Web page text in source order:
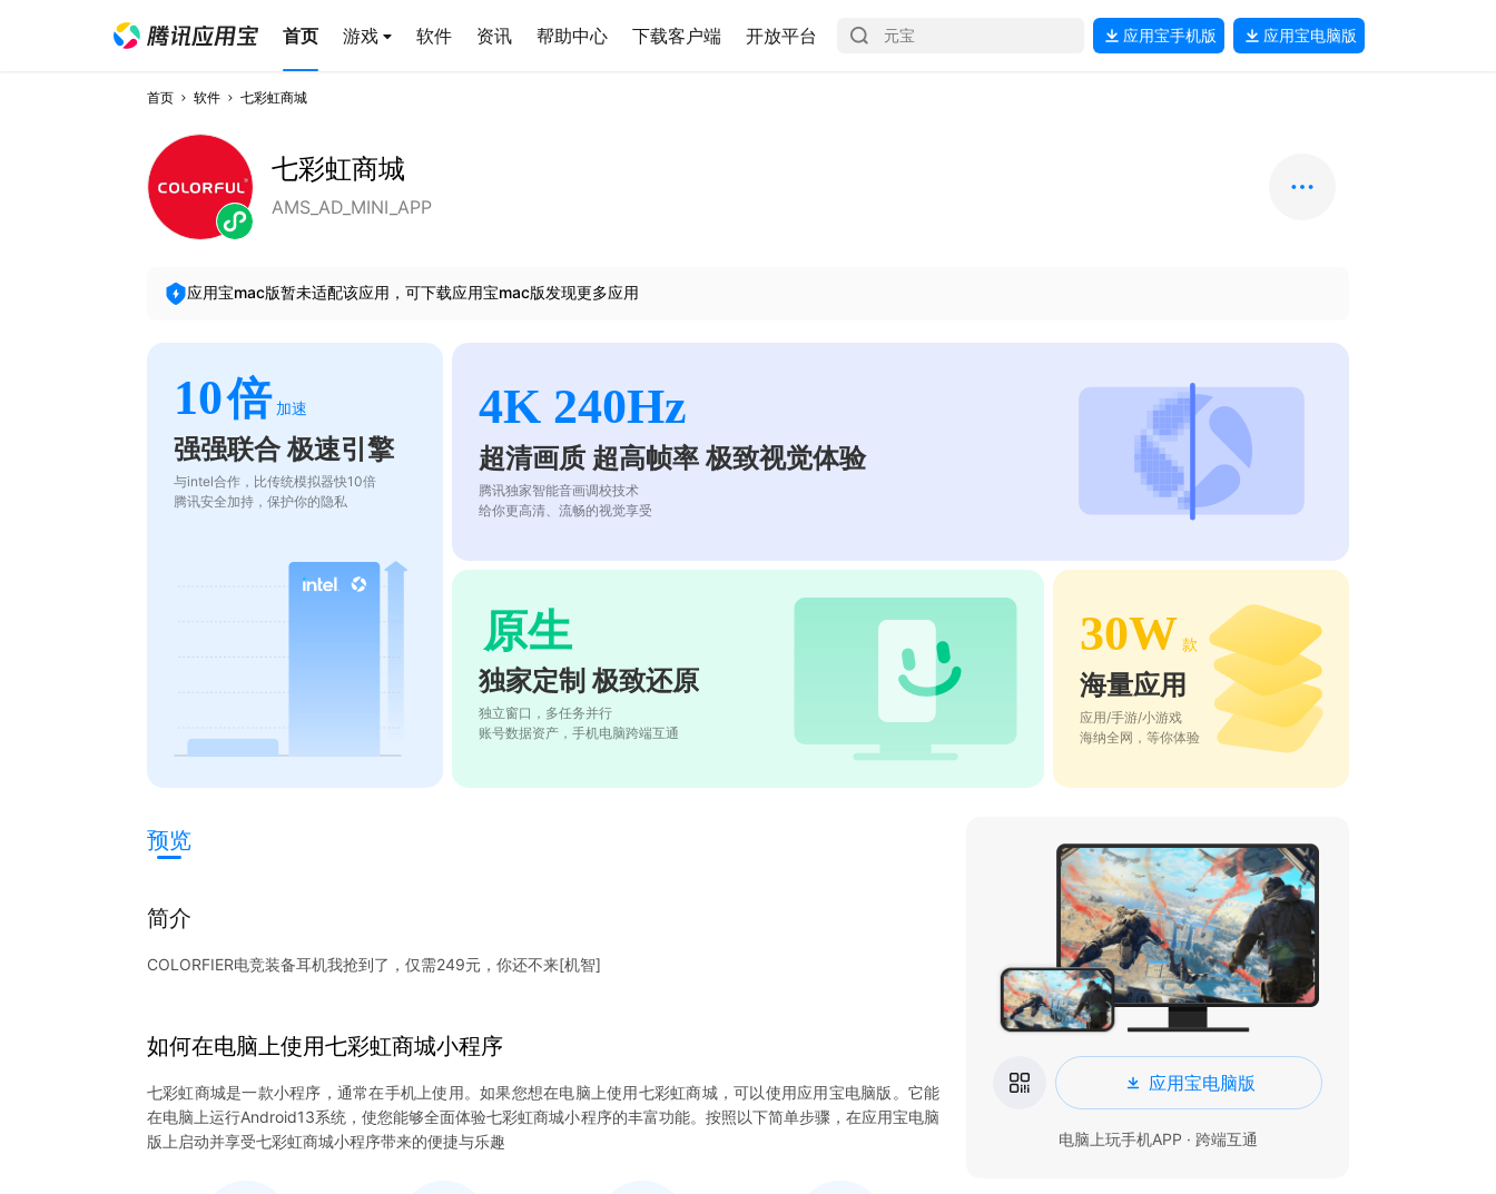
首页 游戏 软件 资讯 帮助中心 下载客户端 开放平台 应用宝手机版 应用宝电脑版
首页 软件 七彩虹商城
七彩虹商城
AMS_AD_MINI_APP
应用宝mac版暂未适配该应用，可下载应用宝mac版发现更多应用
10倍 加速
强强联合 极速引擎
与intel合作，比传统模拟器快10倍
腾讯安全加持，保护你的隐私
4K 240Hz
超清画质 超高帧率 极致视觉体验
腾讯独家智能音画调校技术
给你更高清、流畅的视觉享受
原生
独家定制 极致还原
独立窗口，多任务并行
账号数据资产，手机电脑跨端互通
30W 款
海量应用
应用/手游/小游戏
海纳全网，等你体验
预览
简介
COLORFIER电竞装备耳机我抢到了，仅需249元，你还不来[机智]
如何在电脑上使用七彩虹商城小程序
七彩虹商城是一款小程序，通常在手机上使用。如果您想在电脑上使用七彩虹商城，可以使用应用宝电脑版。它能
在电脑上运行Android13系统，使您能够全面体验七彩虹商城小程序的丰富功能。按照以下简单步骤，在应用宝电脑
版上启动并享受七彩虹商城小程序带来的便捷与乐趣
应用宝电脑版
电脑上玩手机APP · 跨端互通